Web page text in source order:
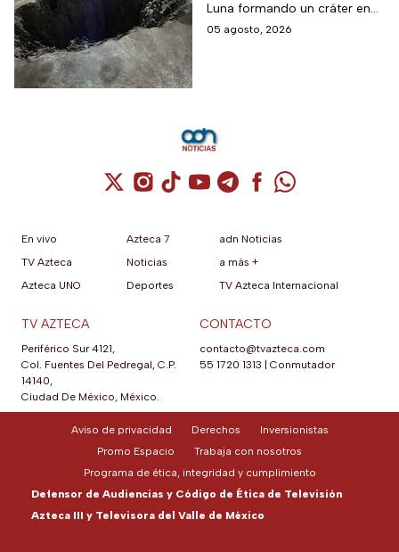
Luna formando un cráter en
nuestro satélite natural, ¿qué
05 agosto, 2026
Cuenta de X / Twitter (se abre en una
Cuenta de Instagram (se abre en una
Cuenta de TikTok (se abre en
Cuenta de YouTube (se abre
Cuenta de Telegram (se
Cuenta de
Cuenta de
En vivo
TV Azteca
Azteca UNO
Azteca 7
Noticias
Deportes
adn Noticias
a más +
TV Azteca Internacional
TV AZTECA
Periférico Sur 4121,
Col. Fuentes Del Pedregal, C.P.
14140,
Ciudad De México, México.
CONTACTO
contacto@tvazteca.com
55 1720 1313
Conmutador
Aviso de privacidad Derechos
Inversionistas
Promo Espacio
Trabaja con nosotros
Programa de ética, integridad y cumplimiento
Defensor de Audiencias y Código de Ética de Televisión
Azteca III y Televisora del Valle de México